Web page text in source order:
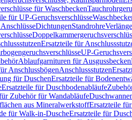
für Waschbecken
für UP-Geruchsverschlüsse
DichtungenStandrohre
Ersatzteile für
UP-
Ablaufgarnituren für Ausgussbecken
AnschlussbögenAnschlussstutzen
für DuschenErsatzteile für
Ersatzteile für Duschbodenabläufe
Zubehör für Wandabläufe
aus MineralwerkstoffErsatzteile
für Walk-in-DuscheErsatzteile für